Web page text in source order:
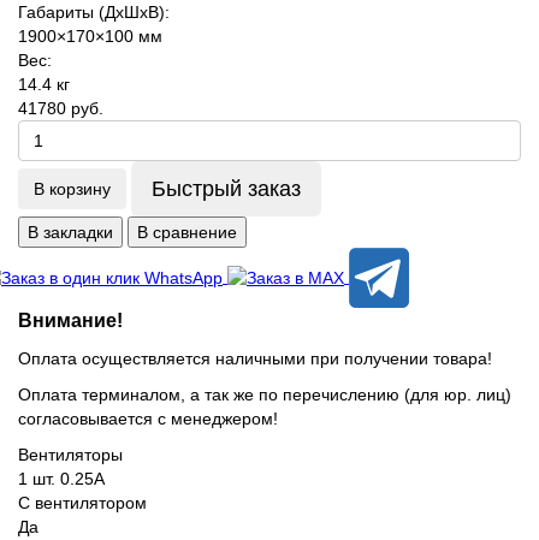
Габариты (ДхШхВ):
1900×170×100 мм
Вес:
14.4 кг
41780 руб.
В корзину Быстрый заказ
В закладки В сравнение
Внимание!
Оплата осуществляется наличными при получении товара!
Оплата терминалом, а так же по перечислению (для юр. лиц)
согласовывается с менеджером!
Вентиляторы
1 шт. 0.25А
С вентилятором
Да